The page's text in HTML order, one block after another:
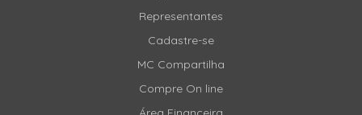
Representantes
Cadastre-se
MC Compartilha
Compre On line